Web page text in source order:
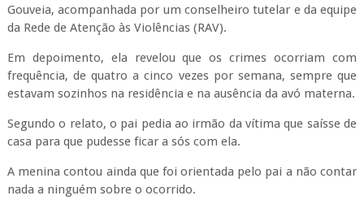
Gouveia, acompanhada por um conselheiro tutelar e da equipe
da Rede de Atenção às Violências (RAV).
Em depoimento, ela revelou que os crimes ocorriam com
frequência, de quatro a cinco vezes por semana, sempre que
estavam sozinhos na residência e na ausência da avó materna.
Segundo o relato, o pai pedia ao irmão da vítima que saísse de
casa para que pudesse ficar a sós com ela.
A menina contou ainda que foi orientada pelo pai a não contar
nada a ninguém sobre o ocorrido.